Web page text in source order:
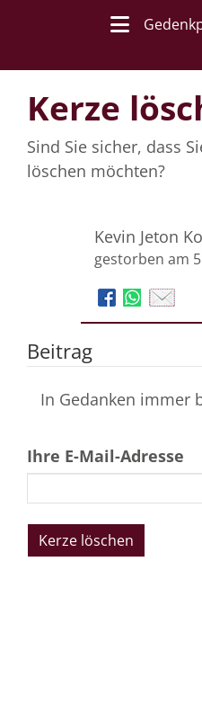
Kerze
Sind Sie sicher, dass
löschen möchten?
Kevin Jeton
gestorben am
Beitrag
In Gedanken immer
Ihre E-Mail-Adresse